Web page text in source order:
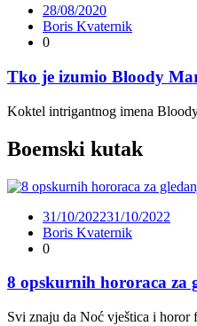
28/08/2020
Boris Kvaternik
0
Tko je izumio Bloody
Koktel intrigantnog imena
Boemski kutak
31/10/202231/10/2022
Boris Kvaternik
0
8 opskurnih hororaca za
Svi znaju da Noć vještica i